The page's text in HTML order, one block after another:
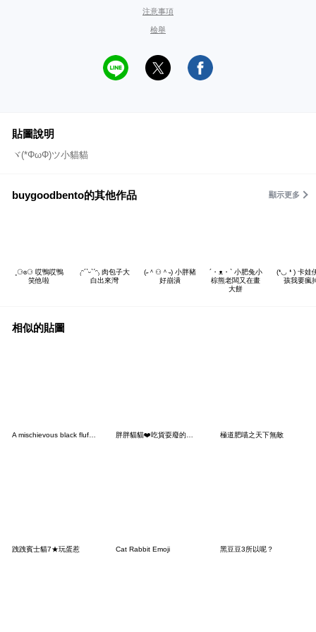
注意事項
檢舉
貼圖說明
ヾ(*ΦωΦ)ツ小貓貓
buygoodbento的其他作品 顯示更多
˳⚆ɞ⚆ 哎鴨哎鴨
笑他啦
₍ᵔ´ˋᵕˋˊᵔ₎ 肉包子大
白出來灣
(˶＾⚇＾˵) 小胖豬
好崩潰
´・ᴥ・` 小肥兔小
棕熊老闆又在畫
大餅
(❛◡ ❛ ) 卡娃
孩我要瘋
相似的貼圖
A mischievous black fluffy cat (No Text) 胖胖貓貓❤️吃貨耍廢的生活日常 極道肥喵之天下無敵
跩跩賓士貓7★玩蛋惹 Cat Rabbit Emoji 黑豆豆3所以呢？